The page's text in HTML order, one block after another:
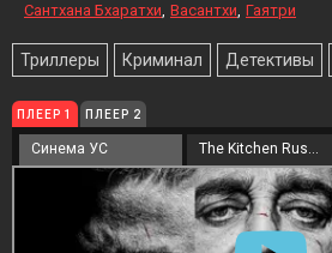
Сантхана Бхаратхи Васантхи Гаятри
Триллеры Криминал Детективы
ПЛЕЕР 1 ПЛЕЕР 2
Синема УС The Kitchen Russia